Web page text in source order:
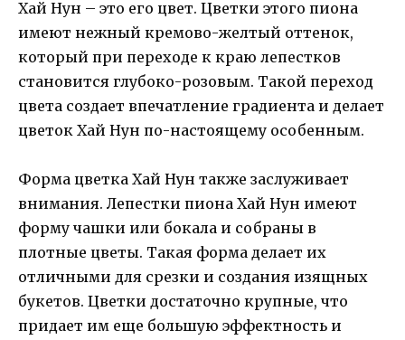
Хай Нун – это его цвет. Цветки этого пиона
имеют нежный кремово-желтый оттенок,
который при переходе к краю лепестков
становится глубоко-розовым. Такой переход
цвета создает впечатление градиента и делает
цветок Хай Нун по-настоящему особенным.
Форма цветка Хай Нун также заслуживает
внимания. Лепестки пиона Хай Нун имеют
форму чашки или бокала и собраны в
плотные цветы. Такая форма делает их
отличными для срезки и создания изящных
букетов. Цветки достаточно крупные, что
придает им еще большую эффектность и